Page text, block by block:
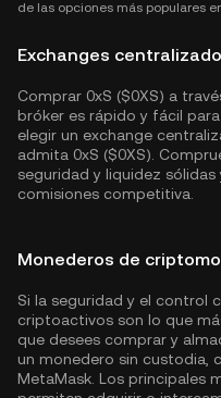
de las opciones más populares
Exchanges
Comprar 0xS ($0XS) a
bróker es rápido y fácil
elegir un exchange
admita 0xS ($0XS).
seguridad y liquidez
comisiones competitiva.
Monederos de
Si la seguridad y el control
criptoactivos son lo que
que desees comprar y
un monedero sin custodia,
MetaMask. Los principales